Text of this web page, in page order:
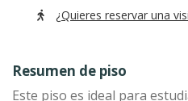
¿Quieres reservar una
Resumen de piso
Este piso es ideal para